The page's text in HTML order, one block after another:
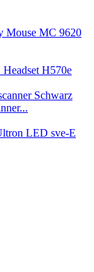
Mouse MC 9620
H570e
LED sve-E